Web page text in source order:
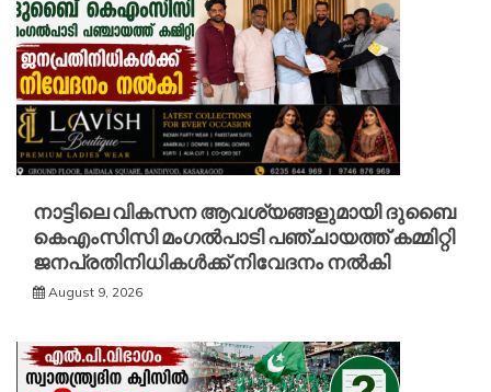
നാട്ടിലെ വികസന ആവശ്യങ്ങളുമായി ദുബൈ
കെഎംസിസി മംഗൽപാടി പഞ്ചായത്ത് കമ്മിറ്റി
ജനപ്രതിനിധികൾക്ക് നിവേദനം നൽകി
August 9, 2026